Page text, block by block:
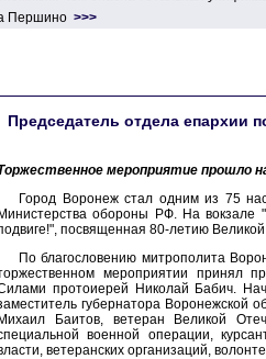
Першино >>>
Председатель отдела епархии
мероприятие прошло
Город Воронеж стал одним из 75
Министерства обороны РФ. На вокзале
посвященная 80-летию
По благословению митрополита
мероприятии принял
протоиерей Николай Бабич.
губернатора Воронежской
Михаил Баитов, ветеран Великой
военной операции,
ветеранских организаций,